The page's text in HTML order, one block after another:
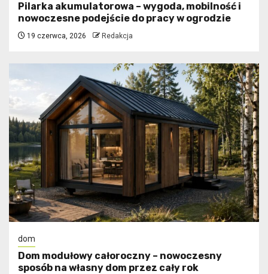
Pilarka akumulatorowa – wygoda, mobilność i
nowoczesne podejście do pracy w ogrodzie
19 czerwca, 2026 Redakcja
dom
Dom modułowy całoroczny – nowoczesny
sposób na własny dom przez cały rok